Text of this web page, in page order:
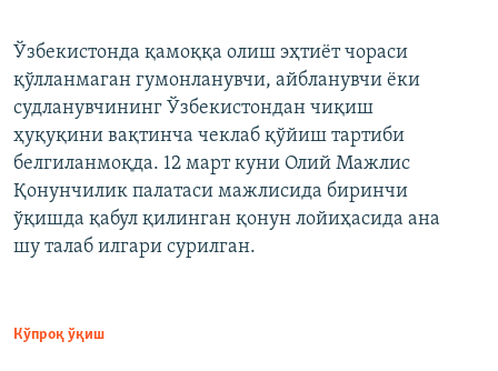
Ўзбекистонда қамоққа олиш эҳтиёт чораси
қўлланмаган гумонланувчи, айбланувчи ёки
судланувчининг Ўзбекистондан чиқиш
ҳуқуқини вақтинча чеклаб қўйиш тартиби
белгиланмоқда. 12 март куни Олий Мажлис
Қонунчилик палатаси мажлисида биринчи
ўқишда қабул қилинган қонун лойиҳасида ана
шу талаб илгари сурилган.
Кўпроқ ўқиш